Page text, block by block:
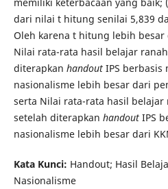
dari nilai t hitung senilai 5,839
Oleh karena t hitung lebih
Nilai rata-rata hasil belajar
diterapkan handout IPS berbasis
nasionalisme lebih besar dari
serta Nilai rata-rata hasil belajar
setelah diterapkan handout IPS
nasionalisme lebih besar dari
Kata Kunci: Handout; Hasil
Nasionalisme